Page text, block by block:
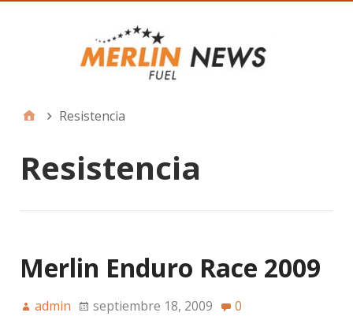
Resistencia
Resistencia
Merlin Enduro Race 2009
admin septiembre 18, 2009 0